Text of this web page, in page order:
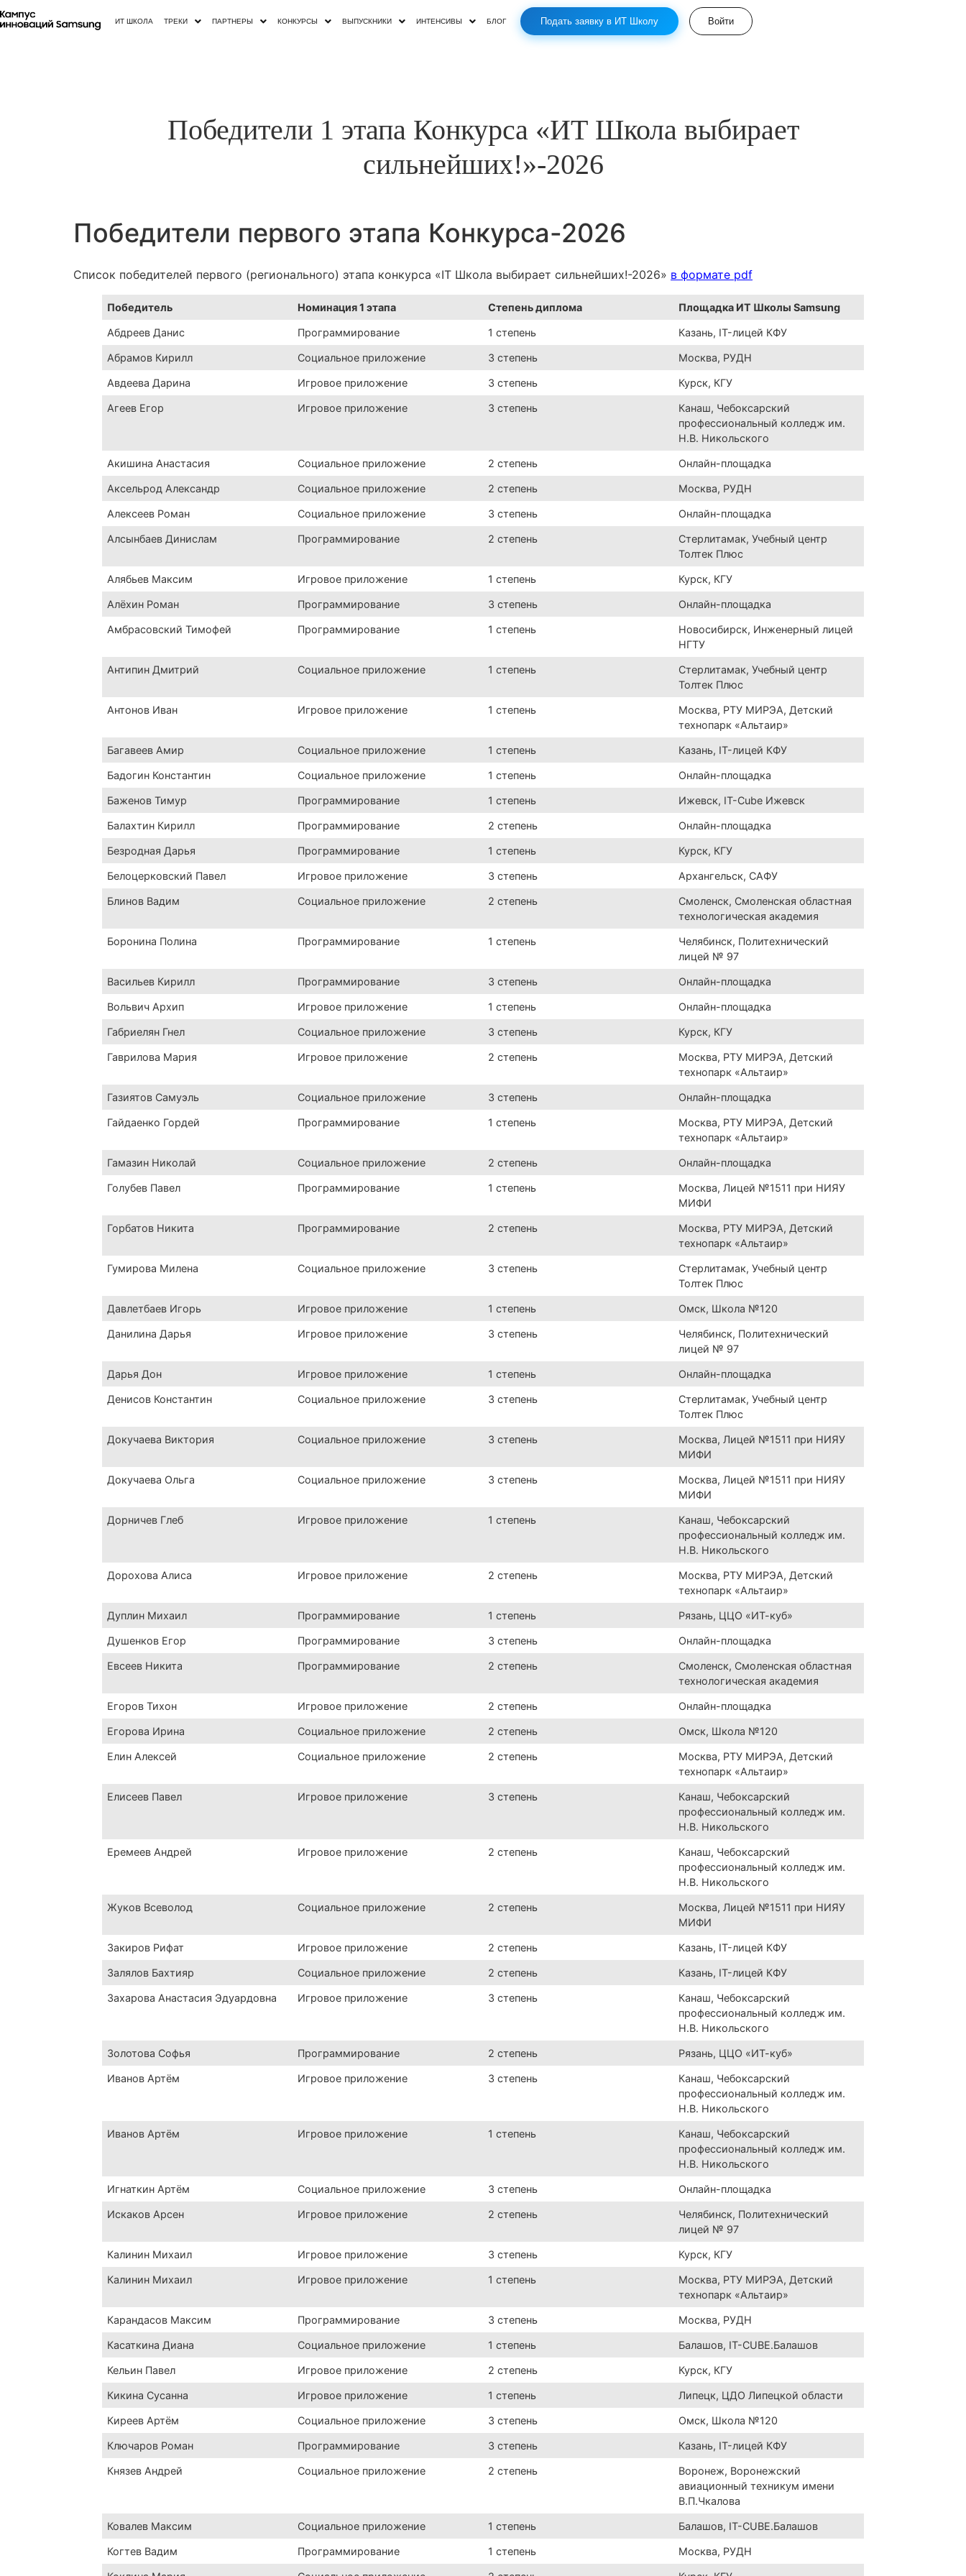
ИТ ШКОЛА ТРЕКИ ПАРТНЕРЫ КОНКУРСЫ ВЫПУСКНИКИ ИНТЕНСИВЫ БЛОГ Подать заявку в ИТ Школу Войти
Победители 1 этапа Конкурса «ИТ Школа выбирает
сильнейших!»-2026
Победители первого этапа Конкурса-2026
Список победителей первого (регионального) этапа конкурса «IT Школа выбирает сильнейших!-2026» в формате pdf
Победитель Номинация 1 этапа Степень диплома Площадка ИТ Школы Samsung
Абдреев Данис Программирование 1 степень Казань, IT-лицей КФУ
Абрамов Кирилл Социальное приложение 3 степень Москва, РУДН
Авдеева Дарина Игровое приложение 3 степень Курск, КГУ
Агеев Егор Игровое приложение 3 степень
Канаш, Чебоксарский
профессиональный колледж им.
Н.В. Никольского
Акишина Анастасия Социальное приложение 2 степень Онлайн-площадка
Аксельрод Александр Социальное приложение 2 степень Москва, РУДН
Алексеев Роман Социальное приложение 3 степень Онлайн-площадка
Алсынбаев Динислам Программирование 2 степень
Стерлитамак, Учебный центр
Толтек Плюс
Алябьев Максим Игровое приложение 1 степень Курск, КГУ
Алёхин Роман Программирование 3 степень Онлайн-площадка
Амбрасовский Тимофей Программирование 1 степень
Новосибирск, Инженерный лицей
НГТУ
Антипин Дмитрий Социальное приложение 1 степень
Стерлитамак, Учебный центр
Толтек Плюс
Антонов Иван Игровое приложение 1 степень
Москва, РТУ МИРЭА, Детский
технопарк «Альтаир»
Багавеев Амир Социальное приложение 1 степень Казань, IT-лицей КФУ
Бадогин Константин Социальное приложение 1 степень Онлайн-площадка
Баженов Тимур Программирование 1 степень Ижевск, IT-Cube Ижевск
Балахтин Кирилл Программирование 2 степень Онлайн-площадка
Безродная Дарья Программирование 1 степень Курск, КГУ
Белоцерковский Павел Игровое приложение 3 степень Архангельск, САФУ
Блинов Вадим Социальное приложение 2 степень
Смоленск, Смоленская областная
технологическая академия
Боронина Полина Программирование 1 степень
Челябинск, Политехнический
лицей № 97
Васильев Кирилл Программирование 3 степень Онлайн-площадка
Вольвич Архип Игровое приложение 1 степень Онлайн-площадка
Габриелян Гнел Социальное приложение 3 степень Курск, КГУ
Гаврилова Мария Игровое приложение 2 степень
Москва, РТУ МИРЭА, Детский
технопарк «Альтаир»
Газиятов Самуэль Социальное приложение 3 степень Онлайн-площадка
Гайдаенко Гордей Программирование 1 степень
Москва, РТУ МИРЭА, Детский
технопарк «Альтаир»
Гамазин Николай Социальное приложение 2 степень Онлайн-площадка
Голубев Павел Программирование 1 степень
Москва, Лицей №1511 при НИЯУ
МИФИ
Горбатов Никита Программирование 2 степень
Москва, РТУ МИРЭА, Детский
технопарк «Альтаир»
Гумирова Милена Социальное приложение 3 степень
Стерлитамак, Учебный центр
Толтек Плюс
Давлетбаев Игорь Игровое приложение 1 степень Омск, Школа №120
Данилина Дарья Игровое приложение 3 степень
Челябинск, Политехнический
лицей № 97
Дарья Дон Игровое приложение 1 степень Онлайн-площадка
Денисов Константин Социальное приложение 3 степень
Стерлитамак, Учебный центр
Толтек Плюс
Докучаева Виктория Социальное приложение 3 степень
Москва, Лицей №1511 при НИЯУ
МИФИ
Докучаева Ольга Социальное приложение 3 степень
Москва, Лицей №1511 при НИЯУ
МИФИ
Дорничев Глеб Игровое приложение 1 степень
Канаш, Чебоксарский
профессиональный колледж им.
Н.В. Никольского
Дорохова Алиса Игровое приложение 2 степень
Москва, РТУ МИРЭА, Детский
технопарк «Альтаир»
Дуплин Михаил Программирование 1 степень Рязань, ЦЦО «ИТ-куб»
Душенков Егор Программирование 3 степень Онлайн-площадка
Евсеев Никита Программирование 2 степень
Смоленск, Смоленская областная
технологическая академия
Егоров Тихон Игровое приложение 2 степень Онлайн-площадка
Егорова Ирина Социальное приложение 2 степень Омск, Школа №120
Елин Алексей Социальное приложение 2 степень
Москва, РТУ МИРЭА, Детский
технопарк «Альтаир»
Елисеев Павел Игровое приложение 3 степень
Канаш, Чебоксарский
профессиональный колледж им.
Н.В. Никольского
Еремеев Андрей Игровое приложение 2 степень
Канаш, Чебоксарский
профессиональный колледж им.
Н.В. Никольского
Жуков Всеволод Социальное приложение 2 степень
Москва, Лицей №1511 при НИЯУ
МИФИ
Закиров Рифат Игровое приложение 2 степень Казань, IT-лицей КФУ
Залялов Бахтияр Социальное приложение 2 степень Казань, IT-лицей КФУ
Захарова Анастасия Эдуардовна Игровое приложение 3 степень
Канаш, Чебоксарский
профессиональный колледж им.
Н.В. Никольского
Золотова Софья Программирование 2 степень Рязань, ЦЦО «ИТ-куб»
Иванов Артём Игровое приложение 3 степень
Канаш, Чебоксарский
профессиональный колледж им.
Н.В. Никольского
Иванов Артём Игровое приложение 1 степень
Канаш, Чебоксарский
профессиональный колледж им.
Н.В. Никольского
Игнаткин Артём Социальное приложение 3 степень Онлайн-площадка
Искаков Арсен Игровое приложение 2 степень
Челябинск, Политехнический
лицей № 97
Калинин Михаил Игровое приложение 3 степень Курск, КГУ
Калинин Михаил Игровое приложение 1 степень
Москва, РТУ МИРЭА, Детский
технопарк «Альтаир»
Карандасов Максим Программирование 3 степень Москва, РУДН
Касаткина Диана Социальное приложение 1 степень Балашов, IT-CUBE.Балашов
Кельин Павел Игровое приложение 2 степень Курск, КГУ
Кикина Сусанна Игровое приложение 1 степень Липецк, ЦДО Липецкой области
Киреев Артём Социальное приложение 3 степень Омск, Школа №120
Ключаров Роман Программирование 3 степень Казань, IT-лицей КФУ
Князев Андрей Социальное приложение 2 степень
Воронеж, Воронежский
авиационный техникум имени
В.П.Чкалова
Ковалев Максим Социальное приложение 1 степень Балашов, IT-CUBE.Балашов
Когтев Вадим Программирование 1 степень Москва, РУДН